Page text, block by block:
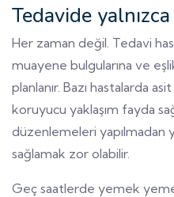
Tedavide
Her zaman değil. Tedavi
muayene bulgularına ve
planlanır. Bazı hastalarda
koruyucu yaklaşım fayda
düzenlemeleri yapılmadan
sağlamak zor olabilir.
Geç saatlerde yemek